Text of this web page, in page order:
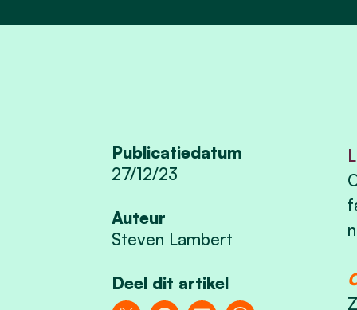
Publicatiedatum
27/12/23
Auteur
Steven Lambert
Deel dit artikel